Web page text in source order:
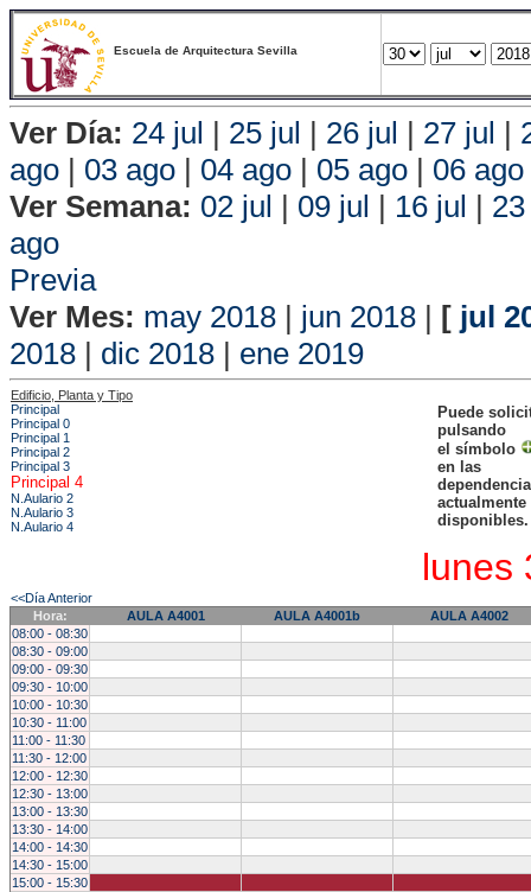
Escuela de Arquitectura Sevilla
Ver Día: 24 jul | 25 jul | 26 jul | 27 jul |
ago | 03 ago | 04 ago | 05 ago | 06 ago
Ver Semana: 02 jul | 09 jul | 16 jul |
ago
Previa
Ver Mes: may 2018 | jun 2018 | [ jul
2018 | dic 2018 | ene 2019
Edificio, Planta y Tipo
Principal
Principal 0
Principal 1
Principal 2
Principal 3
Principal 4
N.Aulario 2
N.Aulario 3
N.Aulario 4
Puede
pulsando
el símbolo
en las
actualmente
disponibles.
lunes
<<Día Anterior
Hora:
AULA A4001 AULA A4001b
AULA A4002
08:00 - 08:30
08:30 - 09:00
09:00 - 09:30
09:30 - 10:00
10:00 - 10:30
10:30 - 11:00
11:00 - 11:30
11:30 - 12:00
12:00 - 12:30
12:30 - 13:00
13:00 - 13:30
13:30 - 14:00
14:00 - 14:30
14:30 - 15:00
15:00 - 15:30